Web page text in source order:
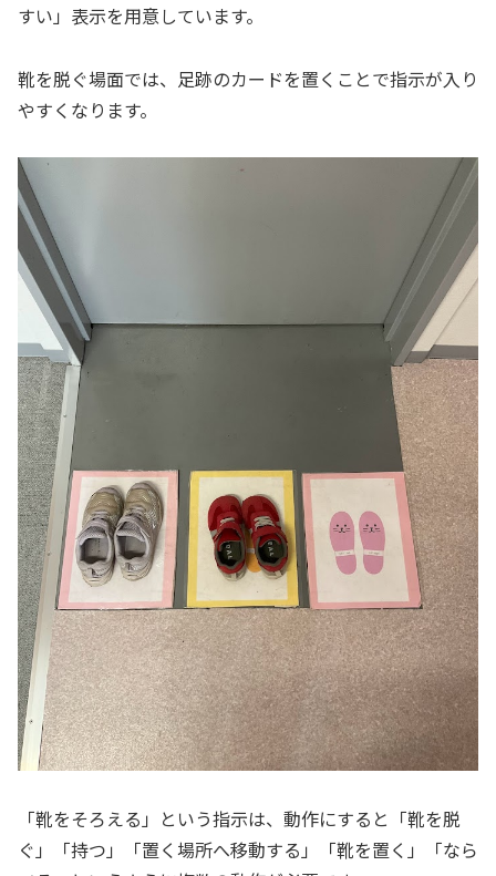
すい」表示を用意しています。
靴を脱ぐ場面では、足跡のカードを置くことで指示が入り
やすくなります。
「靴をそろえる」という指示は、動作にすると「靴を脱
ぐ」「持つ」「置く場所へ移動する」「靴を置く」「なら